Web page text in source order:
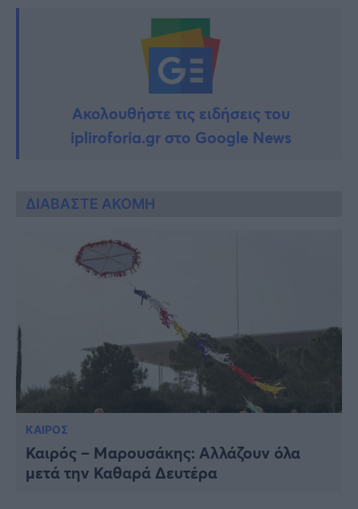
Ακολουθήστε τις ειδήσεις του
ipliroforia.gr στο Google News
ΔΙΑΒΑΣΤΕ ΑΚΟΜΗ
ΚΑΙΡΟΣ
Καιρός – Μαρουσάκης: Αλλάζουν όλα
μετά την Καθαρά Δευτέρα